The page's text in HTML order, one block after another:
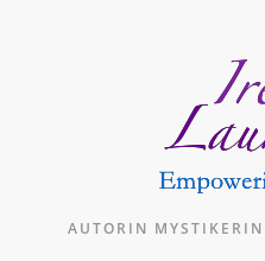
AUTORIN